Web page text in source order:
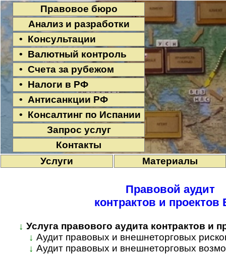
Правовое бюро
Анализ и разработки
• Консультации
• Валютный контроль
• Счета за рубежом
• Налоги в РФ
• Антисанкции РФ
• Консалтинг по Испании
Запрос услуг
Контакты
Услуги
Материалы
Правовой аудит
контрактов и
↓ Услуга правового аудита контрактов и
↓ Аудит правовых и внешнеторговых
↓ Аудит правовых и внешнеторговых